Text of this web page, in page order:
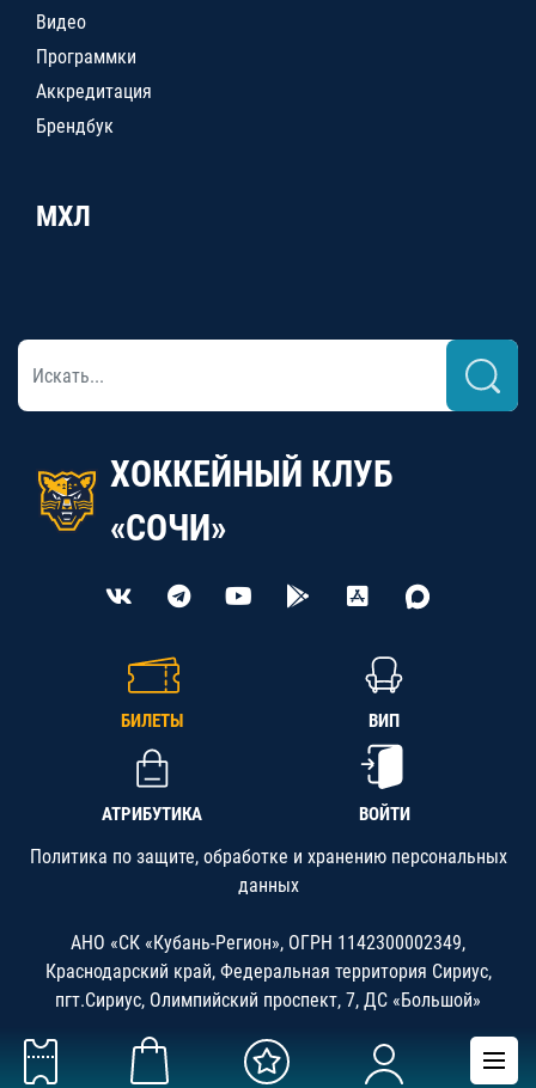
Видео
Программки
Аккредитация
Брендбук
МХЛ
ХОККЕЙНЫЙ КЛУБ
«СОЧИ»
БИЛЕТЫ ВИП
АТРИБУТИКА ВОЙТИ
Политика по защите, обработке и хранению персональных
данных
АНО «СК «Кубань-Регион», ОГРН 1142300002349,
Краснодарский край, Федеральная территория Сириус,
пгт.Сириус, Олимпийский проспект, 7, ДС «Большой»